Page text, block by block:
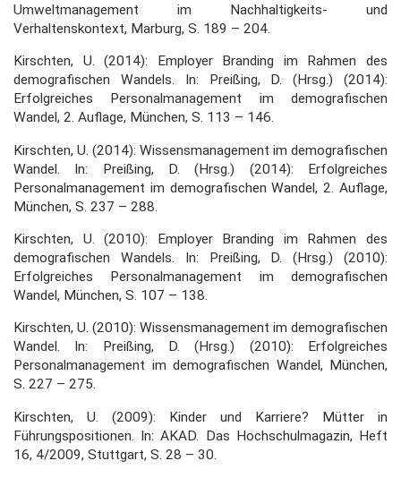
Umweltmanagement im Nachhaltigkeits- und
Verhaltenskontext, Marburg, S. 189 – 204.
Kirschten, U. (2014): Employer Branding im Rahmen des
demografischen Wandels. In: Preißing, D. (Hrsg.) (2014):
Erfolgreiches Personalmanagement im demografischen
Wandel, 2. Auflage, München, S. 113 – 146.
Kirschten, U. (2014): Wissensmanagement im demografischen
Wandel. In: Preißing, D. (Hrsg.) (2014): Erfolgreiches
Personalmanagement im demografischen Wandel, 2. Auflage,
München, S. 237 – 288.
Kirschten, U. (2010): Employer Branding im Rahmen des
demografischen Wandels. In: Preißing, D. (Hrsg.) (2010):
Erfolgreiches Personalmanagement im demografischen
Wandel, München, S. 107 – 138.
Kirschten, U. (2010): Wissensmanagement im demografischen
Wandel. In: Preißing, D. (Hrsg.) (2010): Erfolgreiches
Personalmanagement im demografischen Wandel, München,
S. 227 – 275.
Kirschten, U. (2009): Kinder und Karriere? Mütter in
Führungspositionen. In: AKAD. Das Hochschulmagazin, Heft
16, 4/2009, Stuttgart, S. 28 – 30.